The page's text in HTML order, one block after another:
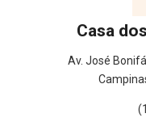
Casa
Av. José